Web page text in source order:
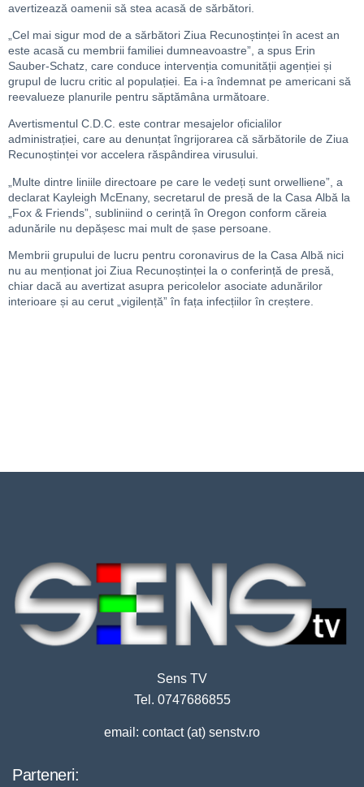
avertizează oamenii să stea acasă de sărbători.
„Cel mai sigur mod de a sărbători Ziua Recunoștinței în acest an
este acasă cu membrii familiei dumneavoastre”, a spus Erin
Sauber-Schatz, care conduce intervenția comunității agenției și
grupul de lucru critic al populației. Ea i-a îndemnat pe americani să
reevalueze planurile pentru săptămâna următoare.
Avertismentul C.D.C. este contrar mesajelor oficialilor
administrației, care au denunțat îngrijorarea că sărbătorile de Ziua
Recunoștinței vor accelera răspândirea virusului.
„Multe dintre liniile directoare pe care le vedeți sunt orwelliene”, a
declarat Kayleigh McEnany, secretarul de presă de la Casa Albă la
„Fox & Friends”, subliniind o cerință în Oregon conform căreia
adunările nu depășesc mai mult de șase persoane.
Membrii grupului de lucru pentru coronavirus de la Casa Albă nici
nu au menționat joi Ziua Recunoștinței la o conferință de presă,
chiar dacă au avertizat asupra pericolelor asociate adunărilor
interioare și au cerut „vigilență” în fața infecțiilor în creștere.
Sens TV
Tel. 0747686855
email: contact (at) senstv.ro
Parteneri: